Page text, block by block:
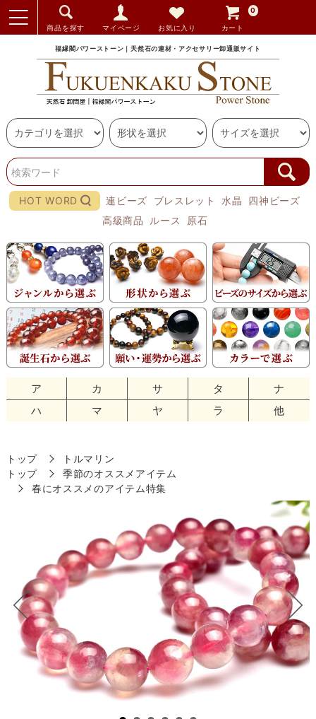
商品を探す マイページ お気に入り カート
0
福縁閣パワーストーン｜天然石の連材・アクセサリー卸通販サイト
HOT WORD 連ビーズ ブレスレット 水晶
四神ビーズ
高級商品
ルース 原石
ア カ サ タ
ナ
ハ
マ ヤ ラ 他
トップ
トルマリン
トップ
季節のオススメアイテム
春にオススメのアイテム特集